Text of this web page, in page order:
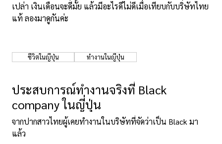
เปล่า เงินเดือนจะดีมั้ย แล้วมีอะไรดีไม่ดีเมื่อเทียบกับบริษัทไทย
แท้ ลองมาดูกันค่ะ
ชีวิตในญี่ปุ่น ทำงานในญี่ปุ่น
ประสบการณ์ทำงานจริงที่ Black
company ในญี่ปุ่น
จากปากสาวไทยผู้เคยทำงานในบริษัทที่จัดว่าเป็น Black มา
แล้ว